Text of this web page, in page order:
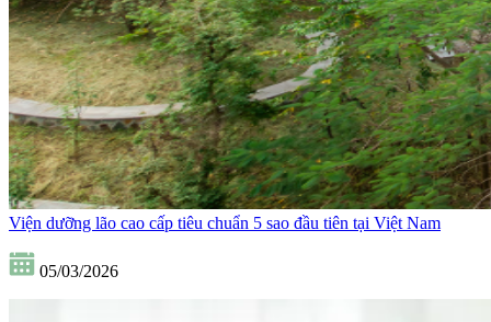
Viện dưỡng lão cao cấp tiêu chuẩn 5 sao đầu tiên tại Việt Nam
05/03/2026